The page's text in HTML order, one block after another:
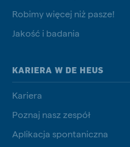
Robimy więcej niż pasze!
Jakość i badania
KARIERA W DE HEUS
Kariera
Poznaj nasz zespół
Aplikacja spontaniczna